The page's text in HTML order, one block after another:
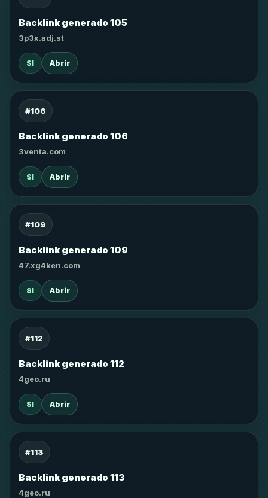
Backlink generado 105
3p3x.adj.st
SI Abrir
#106
Backlink generado 106
3venta.com
SI Abrir
#109
Backlink generado 109
47.xg4ken.com
SI Abrir
#112
Backlink generado 112
4geo.ru
SI Abrir
#113
Backlink generado 113
4geo.ru